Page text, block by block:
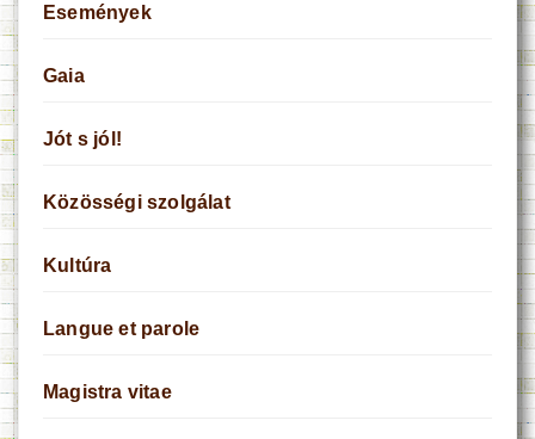
Események
Gaia
Jót s jól!
Közösségi szolgálat
Kultúra
Langue et parole
Magistra vitae